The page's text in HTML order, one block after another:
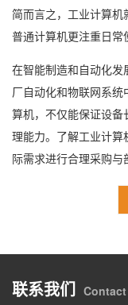
简而言之，工业计算
普通计算机更注重日常
在智能制造和自动化
厂自动化和物联网系
算机，不仅能保证设
理能力。了解工业计
际需求进行合理采购与
联系我们